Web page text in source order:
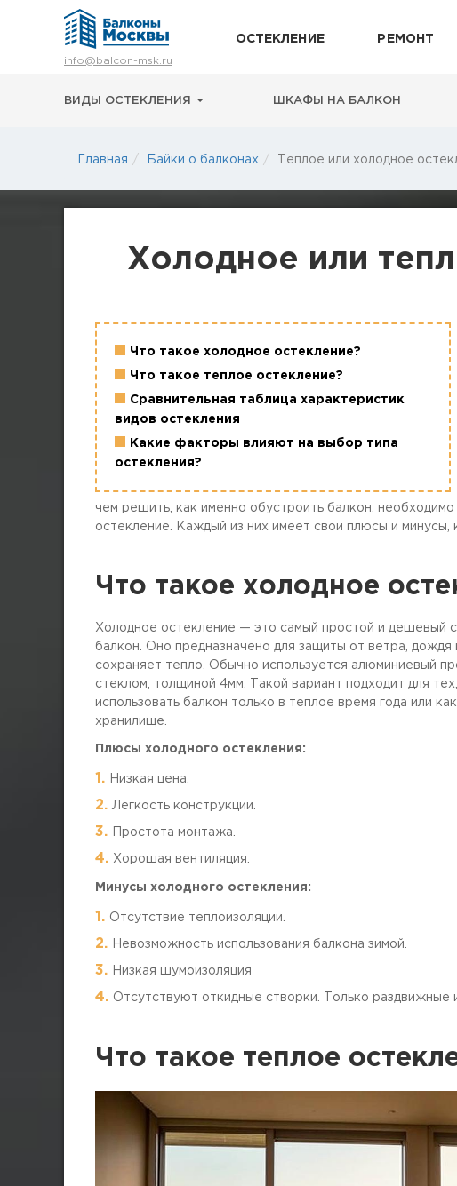
info@balcon-msk.ru
ОСТЕКЛЕНИЕ РЕМОНТ
ВИДЫ ОСТЕКЛЕНИЯ ШКАФЫ НА БАЛКОН
Остекление
Утепление
Шкафы на балкон
Примеры работ
ВЫЗВАТЬ ЗАМЕРЩИКА
г. Москва, просп. Мира, 211 корп.2
Главная Байки о балконах Теплое или холодное
Холодное или
Что такое холодное остекление?
Что такое теплое остекление?
Сравнительная таблица характеристик
видов остекления
Какие факторы влияют на выбор типа
остекления?
чем решить, как именно обустроить балкон,
остекление. Каждый из них имеет свои плюсы и минусы,
Что такое холодное
Холодное остекление — это самый простой и дешевый
балкон. Оно предназначено для защиты от ветра, дождя
сохраняет тепло. Обычно используется алюминиевый
стеклом, толщиной 4мм. Такой вариант подходит для
использовать балкон только в теплое время года или
хранилище.
Плюсы холодного остекления:
Низкая цена.
Легкость конструкции.
Простота монтажа.
Хорошая вентиляция.
Минусы холодного остекления:
Отсутствие теплоизоляции.
Невозможность использования балкона зимой.
Низкая шумоизоляция
Отсутствуют откидные створки. Только раздвижные
Что такое теплое